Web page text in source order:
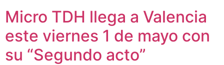
Micro TDH llega a Valencia
este viernes 1 de mayo con
su “Segundo acto”